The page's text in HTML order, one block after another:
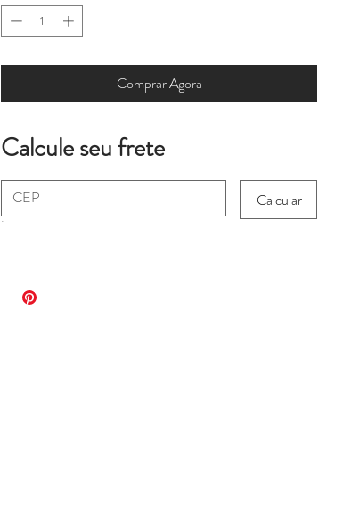
.
Comprar Agora
Calcule seu frete
Calcular